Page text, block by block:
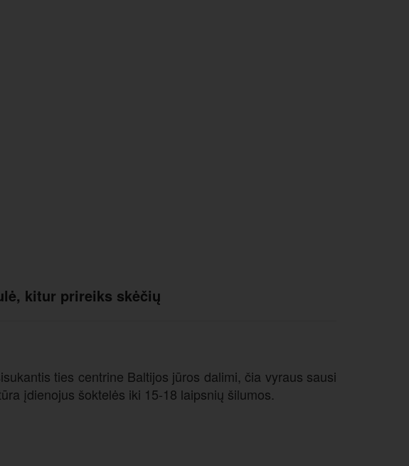
kitur prireiks skėčių
ties centrine Baltijos jūros dalimi, čia vyraus sausi
įdienojus šoktelės iki 15-18 laipsnių šilumos.